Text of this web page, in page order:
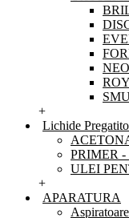
+
Lichide
PRIMER
ULEI
+
APARATURA
Aspiratoare